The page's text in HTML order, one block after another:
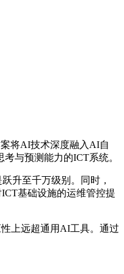
将AI技术深度融入AI自
与预测能力的ICT系统。
升至千万级别。同时，
基础设施的运维管控提
上远超通用AI工具。通过